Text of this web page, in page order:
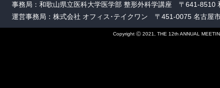
事務局：和歌山県立医科大学医学部 整形外科学講座 〒641-
運営事務局：株式会社 オフィス･テイクワン 〒451-0075 名古
Copyright Ⓒ 2021, THE 12th ANNUAL